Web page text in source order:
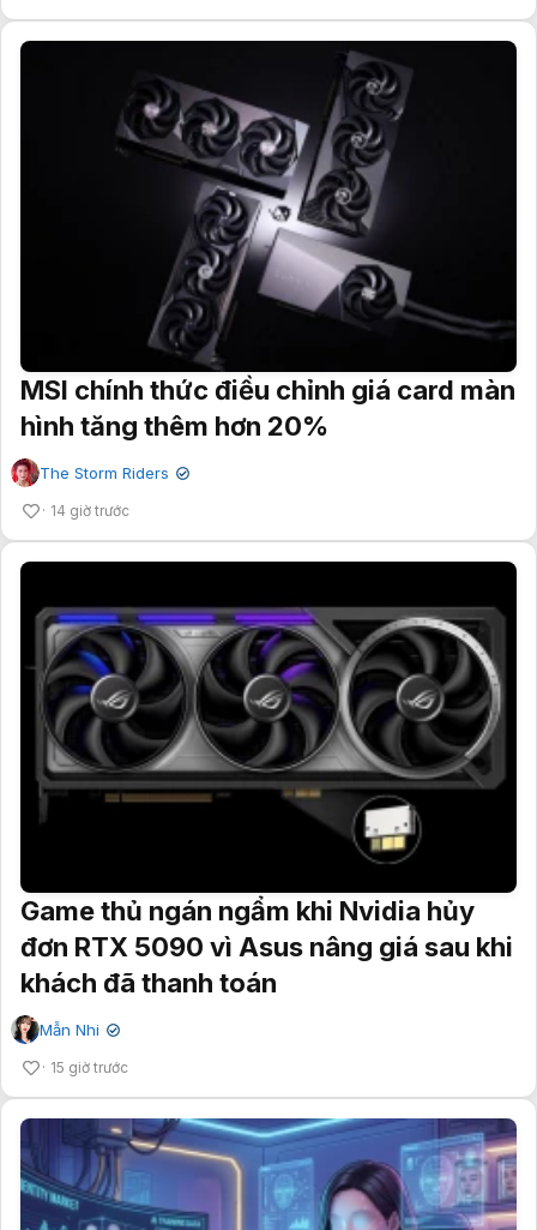
MSI chính thức điều chỉnh giá card màn
hình tăng thêm hơn 20%
The Storm Riders ✔
14 giờ trước
Game thủ ngán ngẩm khi Nvidia hủy
đơn RTX 5090 vì Asus nâng giá sau khi
khách đã thanh toán
Mẫn Nhi ✔
15 giờ trước